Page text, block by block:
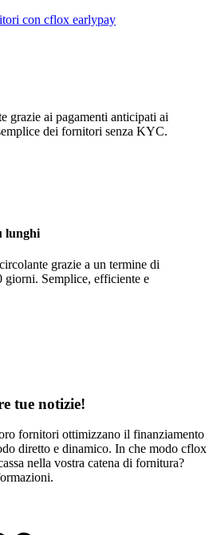
con cflox earlypay
grazie ai pagamenti anticipati ai
dei fornitori senza KYC.
lunghi
grazie a un termine di
giorni. Semplice, efficiente e
tue notizie!
fornitori ottimizzano il finanziamento
diretto e dinamico. In che modo cflox
nella vostra catena di fornitura?